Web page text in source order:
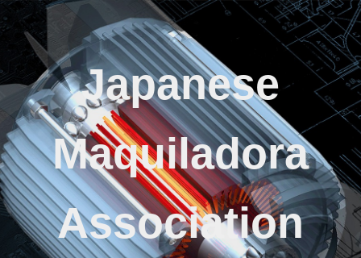
Japanese
Maquiladora
Association